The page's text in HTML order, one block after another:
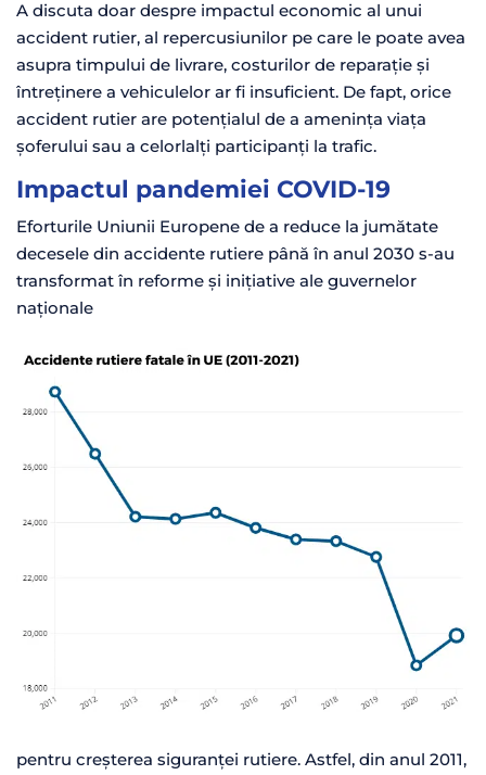
A discuta doar despre impactul economic al unui
accident rutier, al repercusiunilor pe care le poate avea
asupra timpului de livrare, costurilor de reparație și
întreținere a vehiculelor ar fi insuficient. De fapt, orice
accident rutier are potențialul de a amenința viața
șoferului sau a celorlalți participanți la trafic.
Impactul pandemiei COVID-19
Eforturile Uniunii Europene de a reduce la jumătate
decesele din accidente rutiere până în anul 2030 s-au
transformat în reforme și inițiative ale guvernelor
naționale
pentru creșterea siguranței rutiere. Astfel, din anul 2011,